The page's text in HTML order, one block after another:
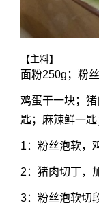
【主料】
面粉250g；粉
鸡蛋干一块；
匙；麻辣鲜一匙
1：粉丝泡软，
2：猪肉切丁，
3：粉丝泡软切